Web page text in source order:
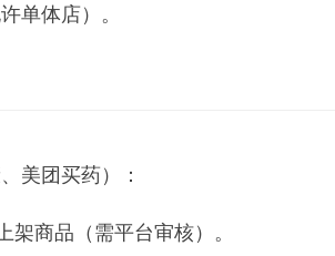
单体店）。
美团买药）：
商品（需平台审核）。